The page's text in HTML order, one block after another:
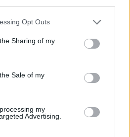
Opt Outs
Sharing of my
Sale of my
my
Advertising.
πολιτική μετανάστευσης,
επιστροφών.
κάποιοι μετατρέπουν το
στο άσυλο σε επικίνδυνη
χρειάζεται μια
παρελθόν και πρέπει να
μια νέας δομής όπου